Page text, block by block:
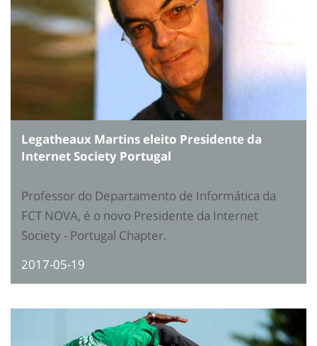
Legatheaux Martins eleito Presidente da
Internet Society Portugal
Professor do Departamento de Informática da
FCT NOVA, é o novo Presidente da Internet
Society - Portugal Chapter.
2017-05-19